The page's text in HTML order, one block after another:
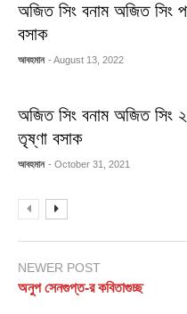
অজিত সিং বনাম অজিত সিং
বসাক
আবহমান - August 13, 2022
অজিত সিং বনাম অজিত সিং
তৃষ্ণা বসাক
আবহমান - October 31, 2021
NEWER POST
অনুপ সেনগুপ্ত-র কবিতাগুচ্ছ